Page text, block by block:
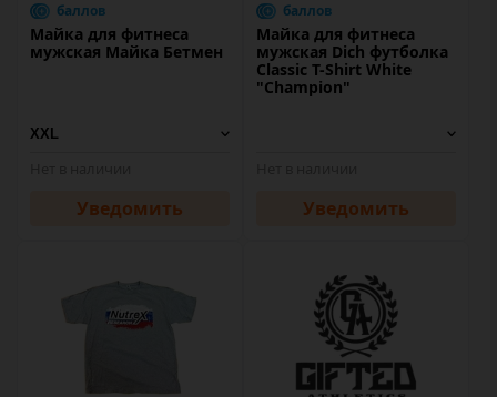
баллов
Майка для фитнеса
мужская Майка Бетмен
Уведомить
баллов
Майка для фитнеса
мужская Dich футболка
Classic T-Shirt White
"Сhampion"
Уведомить